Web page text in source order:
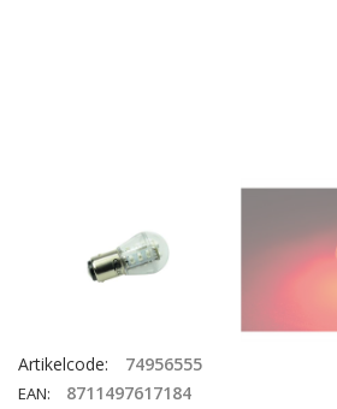
Artikelcode: 74956555
EAN: 8711497617184